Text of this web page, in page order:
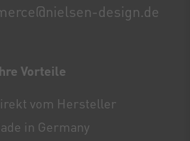
design.de
Vorteile
vom Hersteller
in Germany